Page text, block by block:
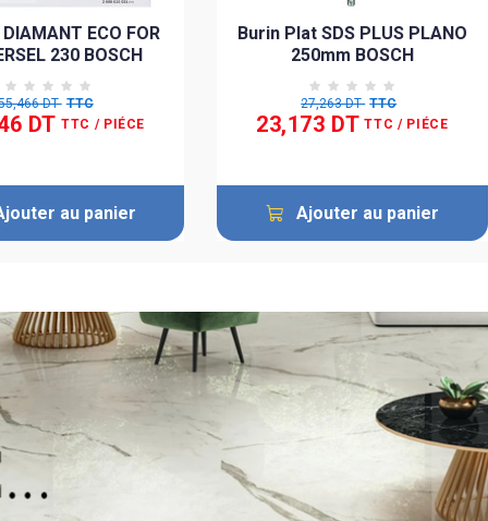
DIAMANT ECO FOR
230 BOSCH
DT TTC
DT TTC / PIÉCE
au panier
Burin Plat SDS PLUS PLANO
250mm BOSCH
27,263 DT TTC
23,173 DT TTC / PIÉCE
Ajouter au panier